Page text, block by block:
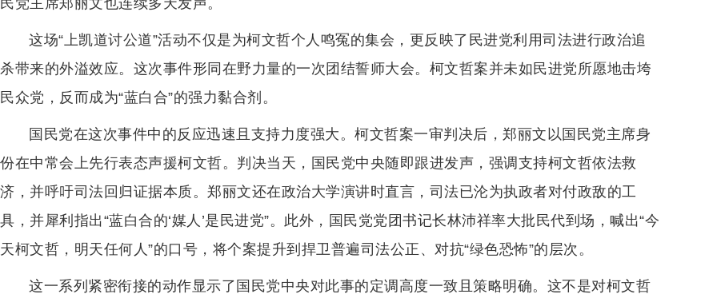
民党主席郑丽文也连续多天发声。
这场“上凯道讨公道”活动不仅是为柯文哲个人鸣冤的集会，更反映了民进党利用司法进行政治追
杀带来的外溢效应。这次事件形同在野力量的一次团结誓师大会。柯文哲案并未如民进党所愿地击垮
民众党，反而成为“蓝白合”的强力黏合剂。
国民党在这次事件中的反应迅速且支持力度强大。柯文哲案一审判决后，郑丽文以国民党主席身
份在中常会上先行表态声援柯文哲。判决当天，国民党中央随即跟进发声，强调支持柯文哲依法救
济，并呼吁司法回归证据本质。郑丽文还在政治大学演讲时直言，司法已沦为执政者对付政敌的工
具，并犀利指出“蓝白合的‘媒人’是民进党”。此外，国民党党团书记长林沛祥率大批民代到场，喊出“今
天柯文哲，明天任何人”的口号，将个案提升到捍卫普遍司法公正、对抗“绿色恐怖”的层次。
这一系列紧密衔接的动作显示了国民党中央对此事的定调高度一致且策略明确。这不是对柯文哲